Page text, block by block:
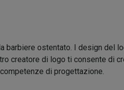
barbiere ostentato. I design del
creatore di logo ti consente di
competenze di progettazione.